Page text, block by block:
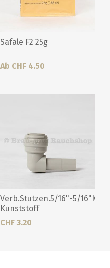
Safale F2 25g
Ab CHF 4.50
Verb.Stutzen.5/16"-5/16"Knie
Kunststoff
CHF 3.20